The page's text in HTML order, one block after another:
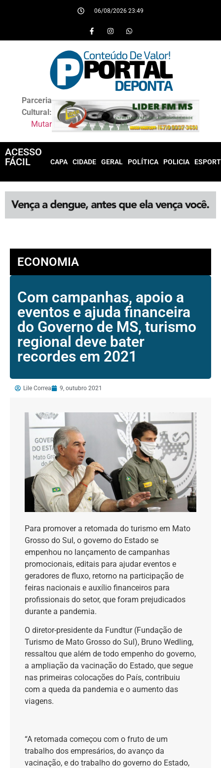
06/08/2026 23:49
Parceria
Cultural:
Mutar
ACESSO
FÁCIL
CAPA CIDADE GERAL POLÍTICA POLICIA
ECONOMIA
Com campanhas, apoio a
eventos e ajuda financeira
do Governo de MS, turismo
regional deve bater
recordes em 2021
Lile Correa 9, outubro 2021
Para promover a retomada do turismo em Mato
Grosso do Sul, o governo do Estado se
empenhou no lançamento de campanhas
promocionais, editais para ajudar eventos e
geradores de fluxo, retorno na participação de
feiras nacionais e auxílio financeiros para
profissionais do setor, que foram prejudicados
durante a pandemia.
O diretor-presidente da Fundtur (Fundação de
Turismo de Mato Grosso do Sul), Bruno Wedling,
ressaltou que além de todo empenho do governo,
a ampliação da vacinação do Estado, que segue
nas primeiras colocações do País, contribuiu
com a queda da pandemia e o aumento das
viagens.
“A retomada começou com o fruto de um
trabalho dos empresários, do avanço da
vacinação, e do trabalho do governo do Estado,